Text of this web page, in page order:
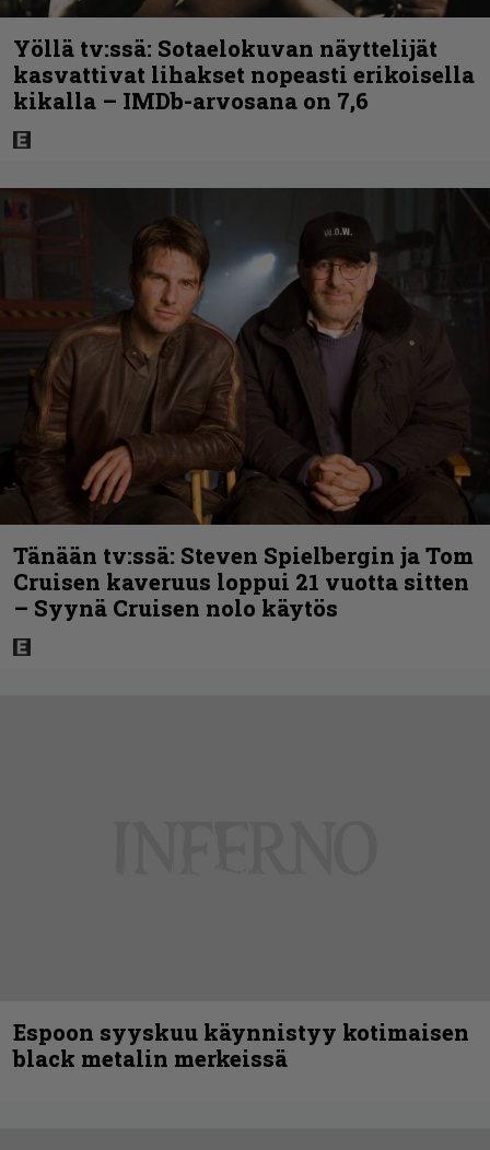
Yöllä tv:ssä: Sotaelokuvan näyttelijät
kasvattivat lihakset nopeasti erikoisella
kikalla – IMDb-arvosana on 7,6
Tänään tv:ssä: Steven Spielbergin ja Tom
Cruisen kaveruus loppui 21 vuotta sitten
– Syynä Cruisen nolo käytös
Espoon syyskuu käynnistyy kotimaisen
black metalin merkeissä